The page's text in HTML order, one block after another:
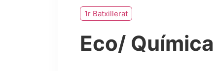
1r Batxillerat
Eco/ Química